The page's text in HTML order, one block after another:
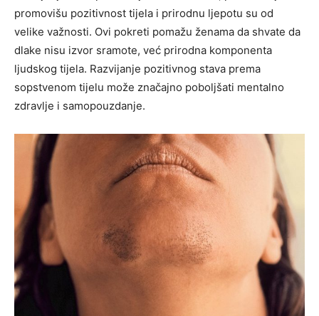
promovišu pozitivnost tijela i prirodnu ljepotu su od
velike važnosti. Ovi pokreti pomažu ženama da shvate da
dlake nisu izvor sramote, već prirodna komponenta
ljudskog tijela. Razvijanje pozitivnog stava prema
sopstvenom tijelu može značajno poboljšati mentalno
zdravlje i samopouzdanje.